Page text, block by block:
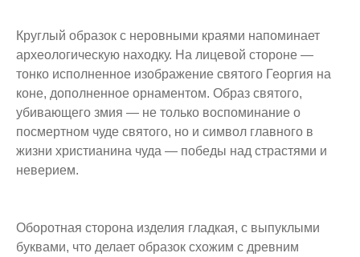
Круглый образок с неровными краями напоминает
археологическую находку. На лицевой стороне —
тонко исполненное изображение святого Георгия на
коне, дополненное орнаментом. Образ святого,
убивающего змия — не только воспоминание о
посмертном чуде святого, но и символ главного в
жизни христианина чуда — победы над страстями и
неверием.
Оборотная сторона изделия гладкая, с выпуклыми
буквами, что делает образок схожим с древним